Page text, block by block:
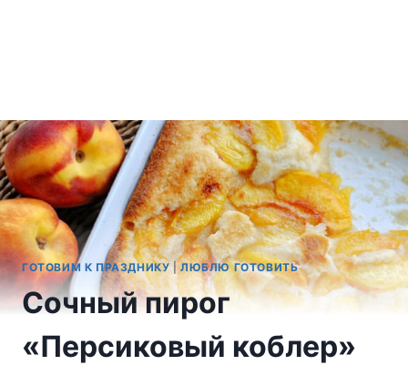
ГОТОВИМ К ПРАЗДНИКУ|ЛЮБЛЮ ГОТОВИТЬ
Сочный пирог
«Персиковый коблер»